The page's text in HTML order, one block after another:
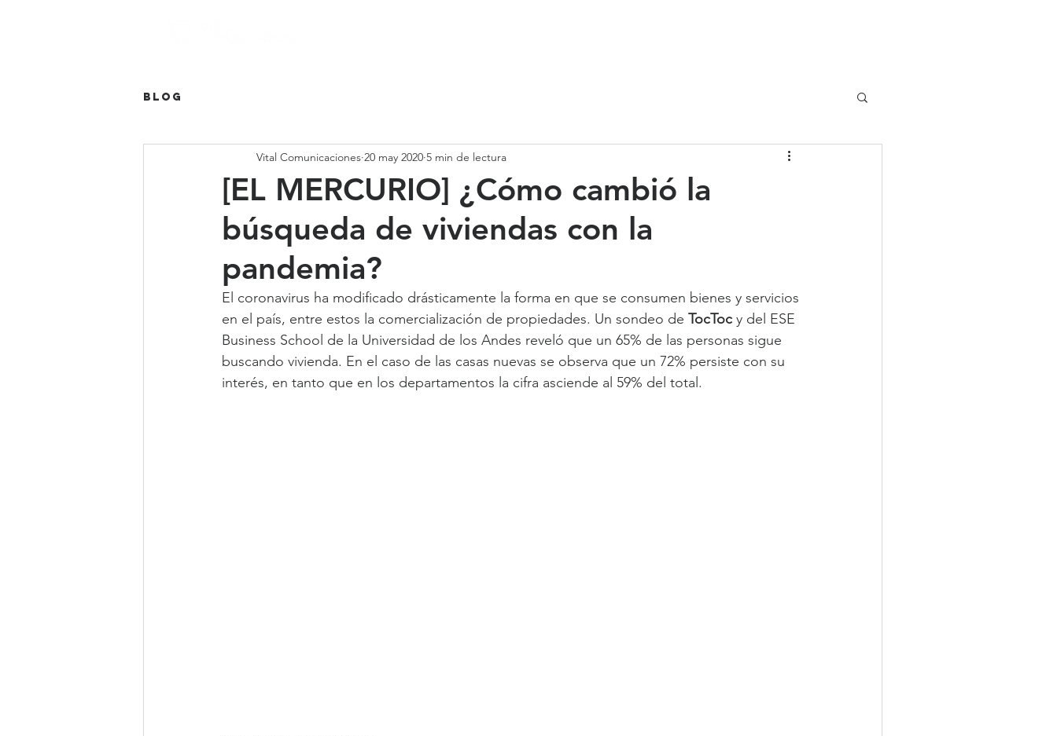
Blog
[EL MERCURIO] ¿Cómo cambió la
búsqueda de viviendas con la
pandemia?
Vital Comunicaciones 20 may 2020 5 min de lectura
El coronavirus ha modificado drásticamente la forma en que se consumen bienes y servicios
en el país, entre estos la comercialización de propiedades. Un sondeo de TocToc y del ESE
Business School de la Universidad de los Andes reveló que un 65% de las personas sigue
buscando vivienda. En el caso de las casas nuevas se observa que un 72% persiste con su
interés, en tanto que en los departamentos la cifra asciende al 59% del total.